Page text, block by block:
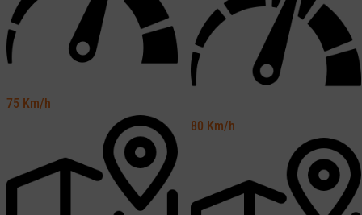
75 Km/h
80 Km/h